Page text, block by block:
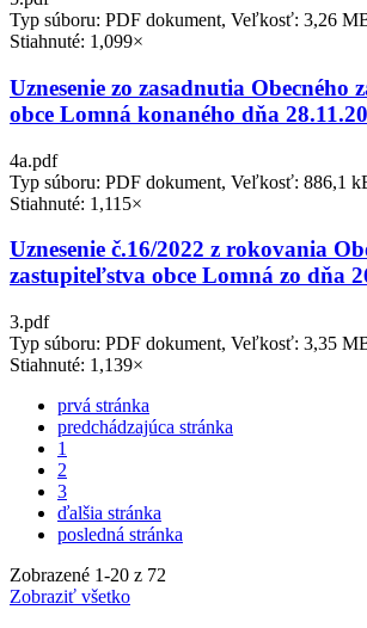
Typ súboru: PDF dokument, Veľkosť: 3,26
Stiahnuté: 1,099×
Uznesenie zo zasadnutia Obecného
obce Lomná konaného dňa
4a.pdf
Typ súboru: PDF dokument, Veľkosť: 886,1
Stiahnuté: 1,115×
Uznesenie č.16/2022 z rokovania
zastupiteľstva obce Lomná zo dňa
3.pdf
Typ súboru: PDF dokument, Veľkosť: 3,35
Stiahnuté: 1,139×
prvá stránka
predchádzajúca stránka
1
2
3
ďalšia stránka
posledná stránka
Zobrazené 1-20 z 72
Zobraziť všetko